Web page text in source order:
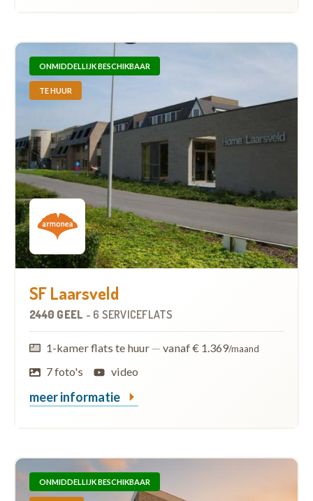
ONMIDDELLIJK BESCHIKBAAR
TE HUUR
SF Laarsveld
2440 GEEL - 6 SERVICEFLATS
1-kamer flats te huur — vanaf € 1.369/maand
7 foto's video
meer informatie
ONMIDDELLIJK BESCHIKBAAR